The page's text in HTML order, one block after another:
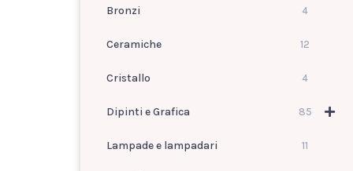
Bronzi 4
Ceramiche 12
Cristallo 4
Dipinti e Grafica 85
Lampade e lampadari 11